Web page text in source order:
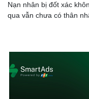
Nạn nhân bị đốt xác
qua vẫn chưa có thân